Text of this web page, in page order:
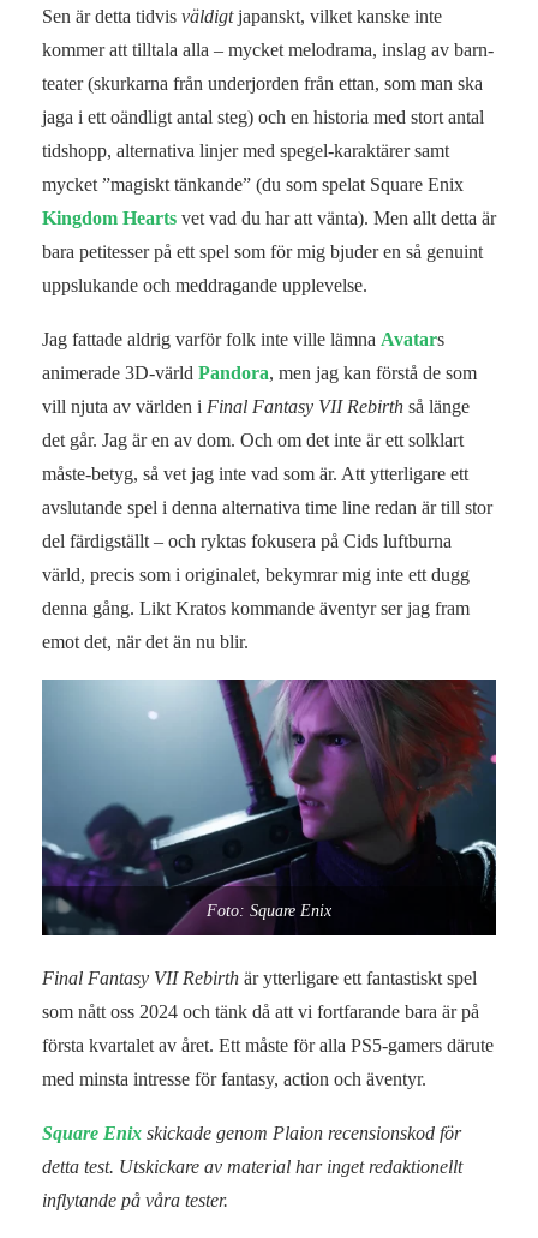
Sen är detta tidvis väldigtjapanskt, vilket kanske inte
kommer att tilltala alla – mycket melodrama, inslag av barn-
teater (skurkarna från underjorden från ettan, som man ska
jaga i ett oändligt antal steg) och en historia med stort antal
tidshopp, alternativa linjer med spegel-karaktärer samt
mycket ”magiskt tänkande” (du som spelat Square Enix
Kingdom Hearts vet vad du har att vänta). Men allt detta är
bara petitesser på ett spel som för mig bjuder en så genuint
uppslukande och meddragande upplevelse.
Jag fattade aldrig varför folk inte ville lämna Avatars
animerade 3D-värld Pandora, men jag kan förstå de som
vill njuta av världen i Final Fantasy VII Rebirth så länge
det går. Jag är en av dom. Och om det inte är ett solklart
måste-betyg, så vet jag inte vad som är. Att ytterligare ett
avslutande spel i denna alternativa time line redan är till stor
del färdigställt – och ryktas fokusera på Cids luftburna
värld, precis som i originalet, bekymrar mig inte ett dugg
denna gång. Likt Kratos kommande äventyr ser jag fram
emot det, när det än nu blir.
Foto: Square Enix
Final Fantasy VII Rebirth är ytterligare ett fantastiskt spel
som nått oss 2024 och tänk då att vi fortfarande bara är på
första kvartalet av året. Ett måste för alla PS5-gamers därute
med minsta intresse för fantasy, action och äventyr.
Square Enix skickade genom Plaion recensionskod för
detta test. Utskickare av material har inget redaktionellt
inflytande på våra tester.